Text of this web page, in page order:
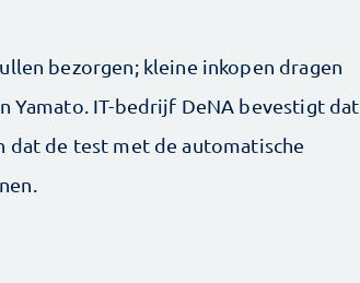
bezorgen; kleine inkopen dragen
Yamato. IT-bedrijf DeNA bevestigt dat
de test met de automatische